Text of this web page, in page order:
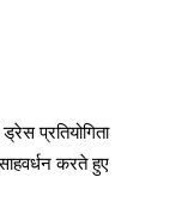
प्रतियोगिता
करते हुए